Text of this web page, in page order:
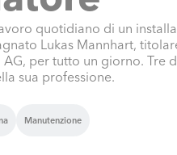
quotidiano di un
Lukas Mannhart,
AG, per tutto un giorno. Tre
sua professione.
Manutenzione